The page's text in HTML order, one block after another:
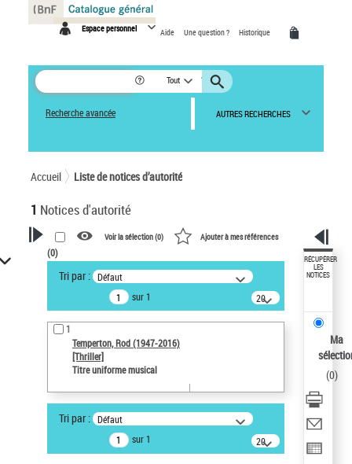
Espace personnel Aide Une question ? Historique
Tout
Recherche avancée AUTRES RECHERCHES
Accueil Liste de notices d’autorité
1 Notices d'autorité
VOTRE RECHERCHE
Recherche avancée dans les
notices d’autorité
Œuvres liées à l'auteur :
Temperton, Rod (1947-2016)
Auteur d’œuvre
Type de notice d'autorité
Titre uniforme musical
Pays
Voir la sélection (0) Ajouter à mes références
(0)
Tri par : Défaut
sur 1
20
résultats/page
1
Temperton, Rod (1947-2016)
[Thriller]
Titre uniforme musical
Tri par : Défaut
sur 1
20
résultats/page
RÉCUPÉRER
LES
NOTICES
Ma
(0)
Panneau de gestion des cookies